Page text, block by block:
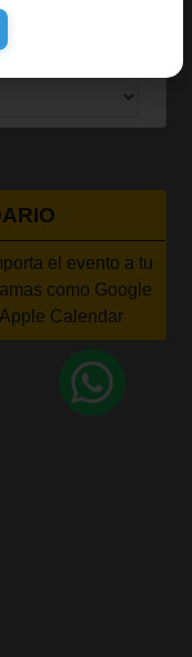
el evento a tu
como Google
Calendar